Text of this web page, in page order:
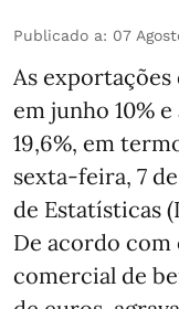
Publicado a: 07
As
em junho 10%
19,6%, em
sexta-feira, 7
de Estatísticas
De acordo com
comercial de